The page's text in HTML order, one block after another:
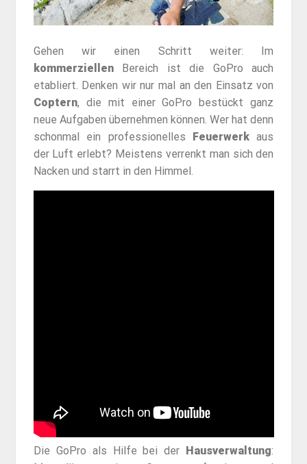
Gehen wir einen Schritt weiter: Im
kommerziellenBereich ist die GoPro auch
etabliert. Denken wir nur mal an den Einsatz von
Coptern, die mit einer GoPro bestückt ganz
neue Aufgaben übernehmen können. Wer hat denn
schonmal ein professionelles Feuerwerk aus
der Luft erlebt? Meistens verrenkt man sich den
Nacken und starrt in den Himmel.
Die GoPro als Hilfe bei der Hausverwaltung: